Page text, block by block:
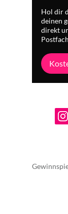
Hol dir
deinen
direkt